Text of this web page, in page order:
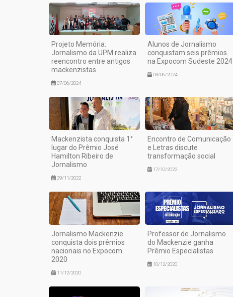
Projeto Memória:
Jornalismo da UPM realiza
reencontro entre antigos
mackenzistas
07/06/2024
Alunos de Jornalismo
conquistam seis prêmios
na Expocom Sudeste 2024
03/06/2024
Mackenzista conquista 1°
lugar do Prêmio José
Hamilton Ribeiro de
Jornalismo
29/11/2022
Encontro de Comunicação
e Letras discute
transformação social
17/10/2022
Jornalismo Mackenzie
conquista dois prêmios
nacionais no Expocom
2020
11/12/2020
Professor de Jornalismo
do Mackenzie ganha
Prêmio Especialistas
10/12/2020